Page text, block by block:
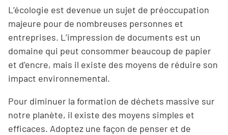
L’écologie est devenue un sujet de préoccupation
majeure pour de nombreuses personnes et
entreprises. L’impression de documents est un
domaine qui peut consommer beaucoup de papier
et d’encre, mais il existe des moyens de réduire son
impact environnemental.
Pour diminuer la formation de déchets massive sur
notre planète, il existe des moyens simples et
efficaces. Adoptez une façon de penser et de